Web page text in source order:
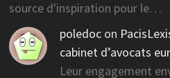
source d'inspiration pour le…
poledoc on
cabinet d’avocats
Leur engagement